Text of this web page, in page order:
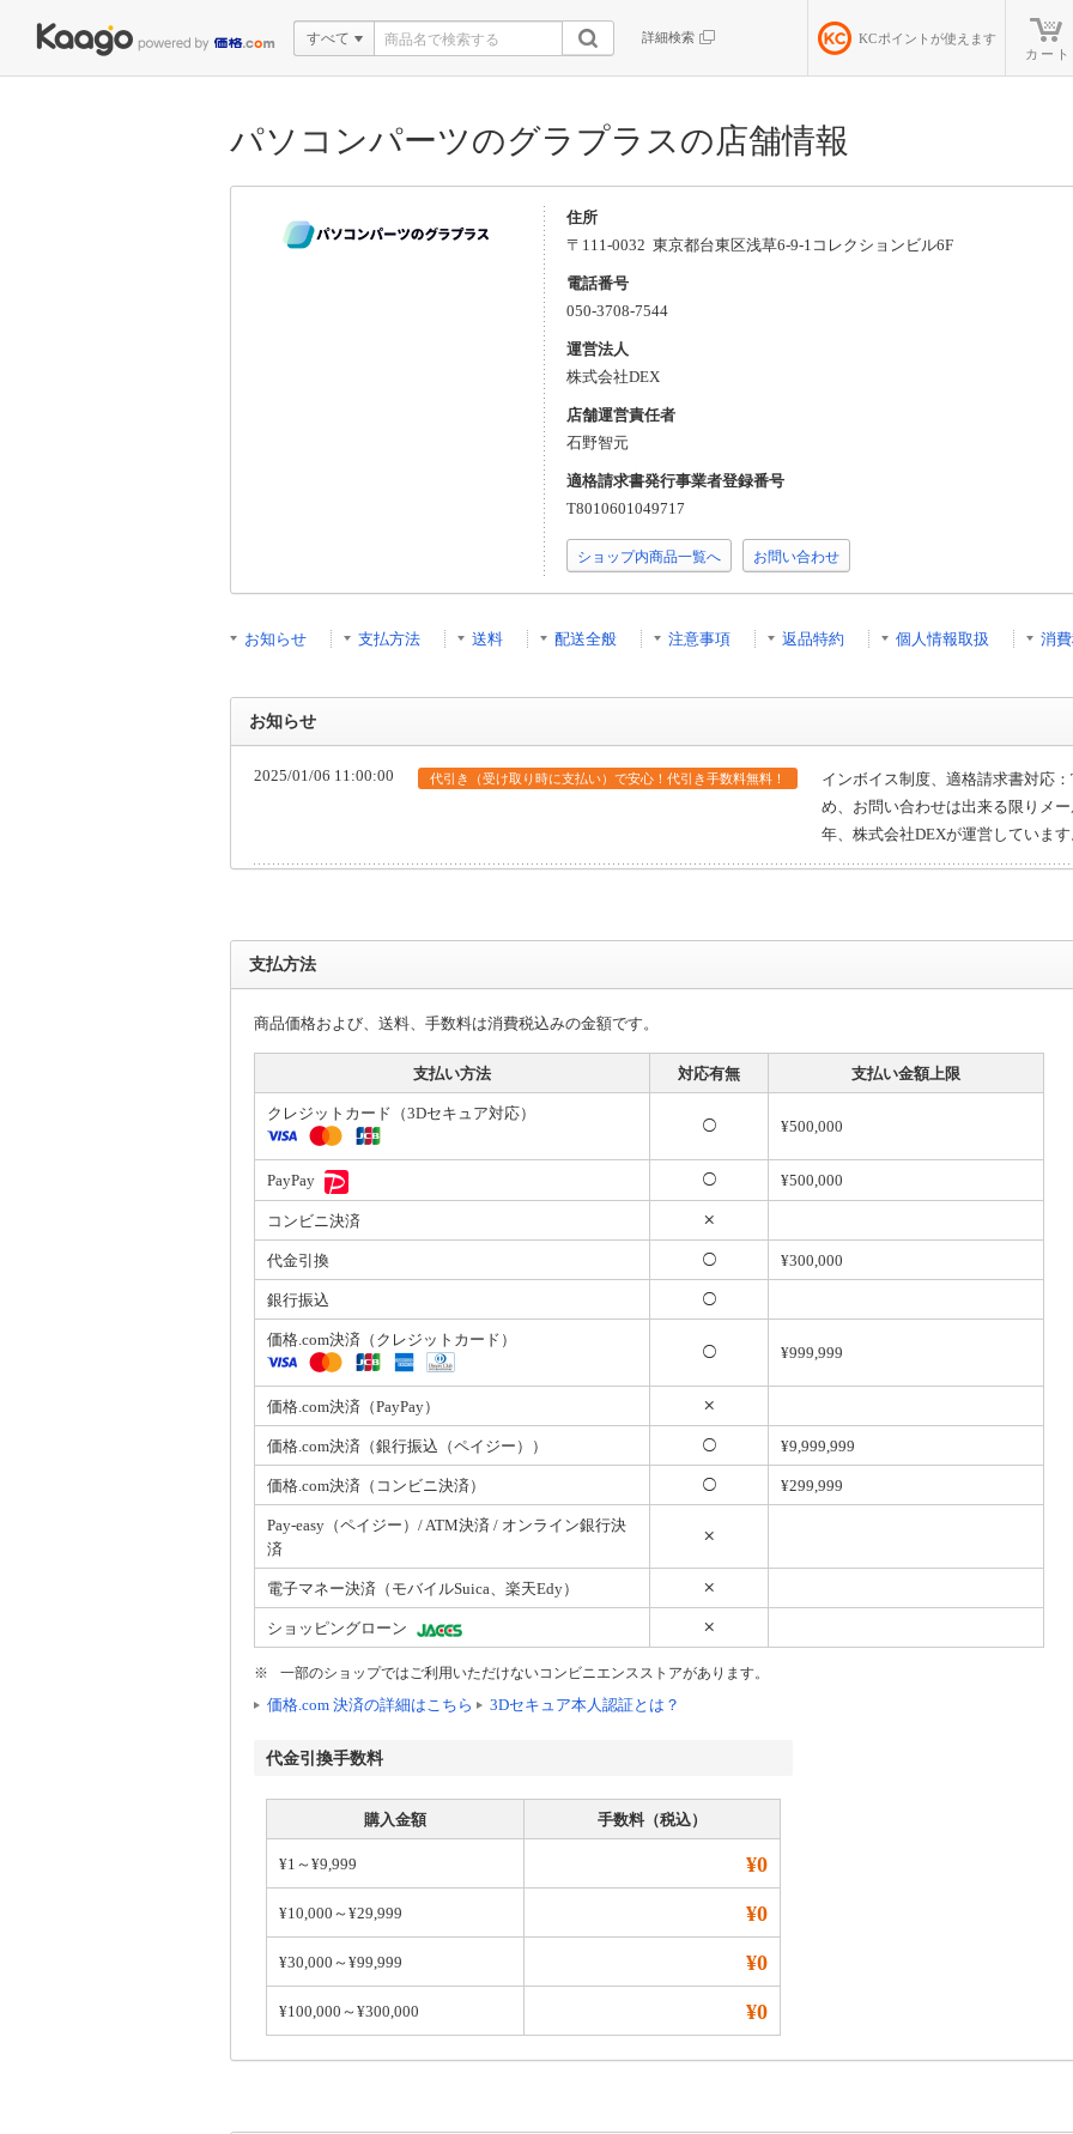
すべて 詳細検索 KCポイントが使えます
カート
パソコンパーツのグラプラスの店舗情報
住所
〒111-0032 東京都台東区浅草6-9-1 コレクションビル6F
電話番号
050-3708-7544
運営法人
株式会社DEX
店舗運営責任者
石野智元
適格請求書発行事業者登録番号
T8010601049717
ショップ内商品一覧へ お問い合わせ
お知らせ 支払方法 送料 配送全般 注意事項 返品特約 個人情報取扱 消
お知らせ
2025/01/06 11:00:00 代引き（受け取り時に支払い）で安心！代引き手数料無料！
インボイス制度、適格請求書対応
め、お問い合わせは出来る限りメ
年、株式会社DEXが運営しています
支払方法
商品価格および、送料、手数料は消費税込みの金額です。
支払い方法 対応有無 支払い金額上限
クレジットカード（3Dセキュア対応）
¥500,000
PayPay ¥500,000
コンビニ決済
代金引換 ¥300,000
銀行振込
価格.com決済（クレジットカード）
¥999,999
価格.com決済（PayPay）
価格.com決済（銀行振込（ペイジー）） ¥9,999,999
価格.com決済（コンビニ決済） ¥299,999
Pay-easy（ペイジー）/ ATM決済 / オンライン銀行決
済
電子マネー決済（モバイルSuica、楽天Edy）
ショッピングローン
※ 一部のショップではご利用いただけないコンビニエンスストアがあります。
価格.com 決済の詳細はこちら 3Dセキュア本人認証とは？
代金引換手数料
購入金額 手数料（税込）
¥1 ～ ¥9,999 ¥0
¥10,000 ～ ¥29,999 ¥0
¥30,000 ～ ¥99,999 ¥0
¥100,000 ～ ¥300,000 ¥0